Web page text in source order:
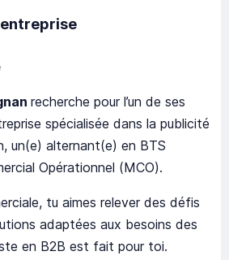
recherche pour l’un de ses
spécialisée dans la publicité
un(e) alternant(e) en BTS
Opérationnel (MCO).
tu aimes relever des défis
adaptées aux besoins des
en B2B est fait pour toi.